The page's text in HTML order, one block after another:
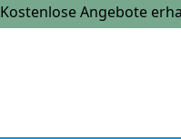
Kostenlose Angebote